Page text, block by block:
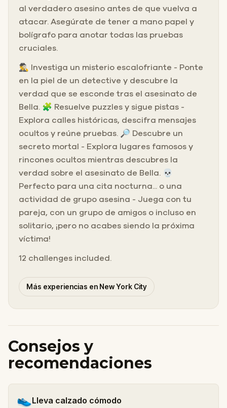
al verdadero asesino antes de que vuelva a
atacar. Asegúrate de tener a mano papel y
bolígrafo para anotar todas las pruebas
cruciales.
🕵️‍♂️ Investiga un misterio escalofriante - Ponte
en la piel de un detective y descubre la
verdad que se esconde tras el asesinato de
Bella. 🧩 Resuelve puzzles y sigue pistas -
Explora calles históricas, descifra mensajes
ocultos y reúne pruebas. 🔎 Descubre un
secreto mortal - Explora lugares famosos y
rincones ocultos mientras descubres la
verdad sobre el asesinato de Bella. 💀
Perfecto para una cita nocturna... o una
actividad de grupo asesina - Juega con tu
pareja, con un grupo de amigos o incluso en
solitario, ¡pero no acabes siendo la próxima
víctima!
12 challenges included.
Más experiencias en New York City
Consejos y
recomendaciones
👟Lleva calzado cómodo